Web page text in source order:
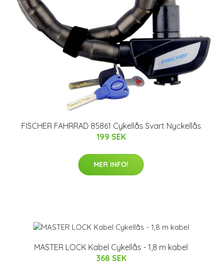
FISCHER FAHRRAD 85861 Cykellås Svart Nyckellås
199 SEK
MER INFO!
MASTER LOCK Kabel Cykellås - 1,8 m kabel
368 SEK